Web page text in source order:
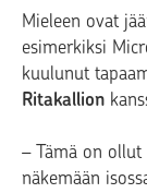
Mieleen ovat
esimerkiksi
kuulunut
Ritakallion
– Tämä on ollut
näkemään